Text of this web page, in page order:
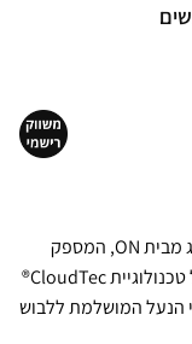
הכירו את ה-Cloud 6 – הדגם האחרון והמשודרג מבית ON, המספק
תנועה חלקה, קלילה ונוחה יותר מאי פעם. כולל טכנולוגיית CloudTec®
הנעל המושלמת ללבוש